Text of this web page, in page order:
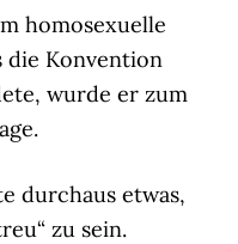
homosexuelle
die Konvention
wurde er zum
durchaus etwas,
zu sein.